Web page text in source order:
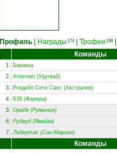
Профиль Награды 174| Трофеи 198
Команды
1. Баракоа
2. Атлетико (Уругвай)
3. Рокдейл Сити Санс (Австралия)
4. Б36 (Фареры)
5. Орадя (Румыния)
6. Рудвуд (Ямайка)
7. Либертас (Сан-Марино)
Команды